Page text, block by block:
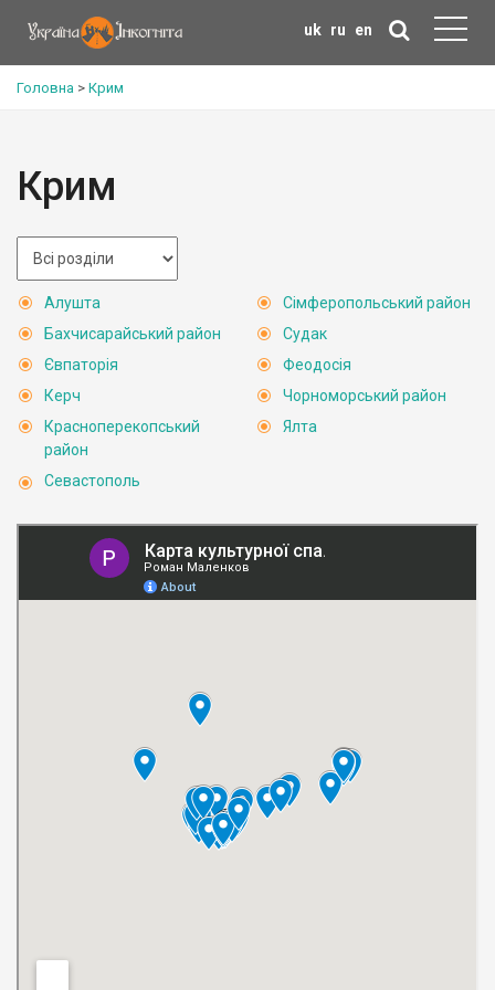
uk ru en
Головна > Крим
Крим
Алушта
Бахчисарайський район
Євпаторія
Керч
Красноперекопський
район
Севастополь
Сімферопольський район
Судак
Феодосія
Чорноморський район
Ялта